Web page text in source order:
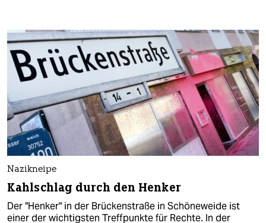
Nazikneipe
Kahlschlag durch den Henker
Der "Henker" in der Brückenstraße in Schöneweide ist
einer der wichtigsten Treffpunkte für Rechte. In der